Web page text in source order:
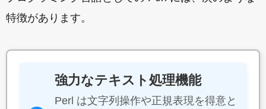
特徴があります。
強力なテキスト処理機能
Perl は文字列操作や正規表現を得意と